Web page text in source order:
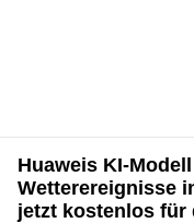
Huaweis KI-
Wetterereignisse
jetzt kostenlos für